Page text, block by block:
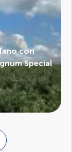
con
Special